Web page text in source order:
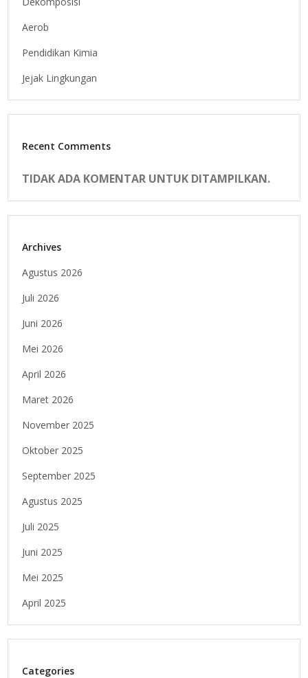
Aerob
Pendidikan Kimia
Jejak Lingkungan
Recent Comments
TIDAK ADA KOMENTAR UNTUK DITAMPILKAN.
Archives
Agustus 2026
Juli 2026
Juni 2026
Mei 2026
April 2026
Maret 2026
November 2025
Oktober 2025
September 2025
Agustus 2025
Juli 2025
Juni 2025
Mei 2025
April 2025
Categories